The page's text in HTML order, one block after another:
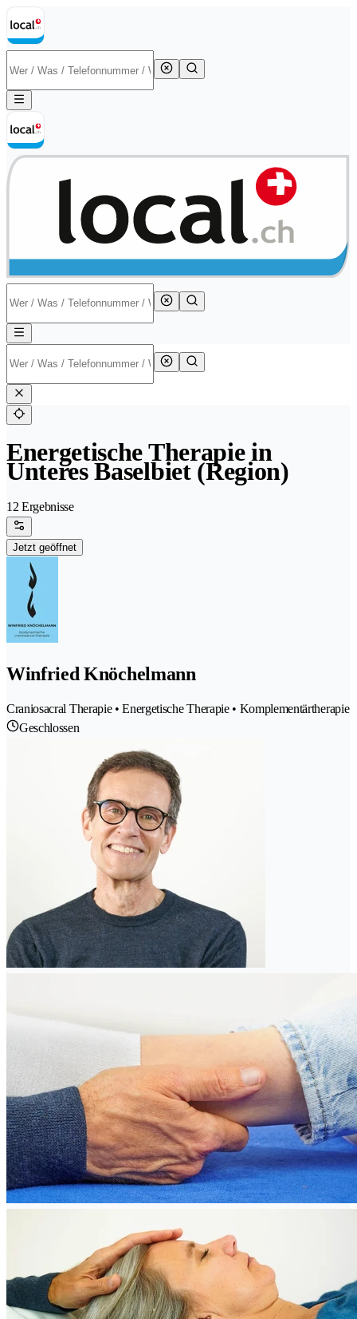
Energetische Therapie in
Unteres Baselbiet (Region)
12 Ergebnisse
Jetzt geöffnet
Winfried Knöchelmann
Craniosacral Therapie • Energetische Therapie • Komplementärtherapie
Geschlossen